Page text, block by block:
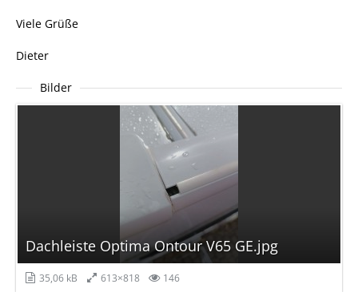
Viele Grüße
Dieter
Bilder
Dachleiste Optima Ontour V65 GE.jpg
35,06 kB 613×818 146